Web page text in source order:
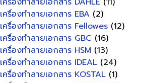
เครื่องทำลายเอกสาร EBA (2)
เครื่องทำลายเอกสาร Fellowes (12)
เครื่องทำลายเอกสาร GBC (16)
เครื่องทำลายเอกสาร HSM (13)
เครื่องทำลายเอกสาร IDEAL (24)
เครื่องทำลายเอกสาร KOSTAL (1)